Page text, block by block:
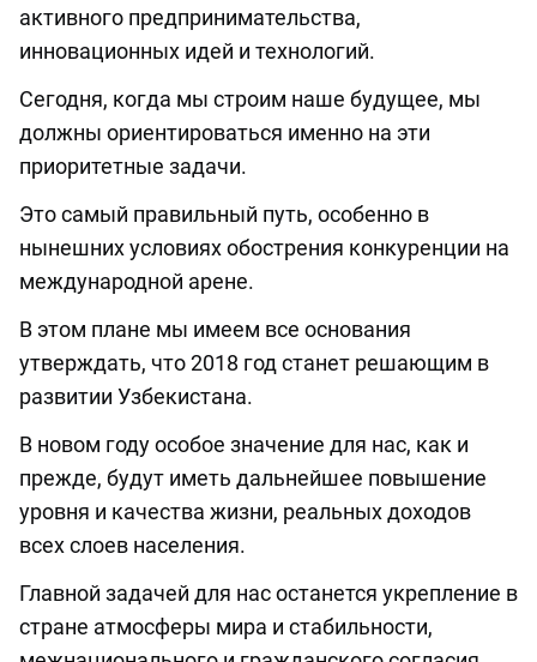
активного предпринимательства,
инновационных идей и технологий.
Сегодня, когда мы строим наше будущее, мы
должны ориентироваться именно на эти
приоритетные задачи.
Это самый правильный путь, особенно в
нынешних условиях обострения конкуренции на
международной арене.
В этом плане мы имеем все основания
утверждать, что 2018 год станет решающим в
развитии Узбекистана.
В новом году особое значение для нас, как и
прежде, будут иметь дальнейшее повышение
уровня и качества жизни, реальных доходов
всех слоев населения.
Главной задачей для нас останется укрепление в
стране атмосферы мира и стабильности,